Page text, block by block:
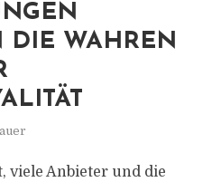
DIE WAHREN
viele Anbieter und die